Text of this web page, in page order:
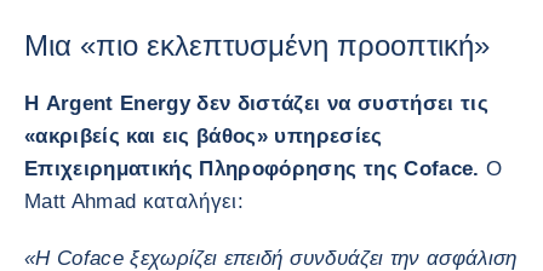
Μια «πιο εκλεπτυσμένη προοπτική»
Η Argent Energy δεν διστάζει να συστήσει τις
«ακριβείς και εις βάθος» υπηρεσίες
Επιχειρηματικής Πληροφόρησης της Coface. Ο
Matt Ahmad καταλήγει:
«Η Coface ξεχωρίζει επειδή συνδυάζει την ασφάλιση